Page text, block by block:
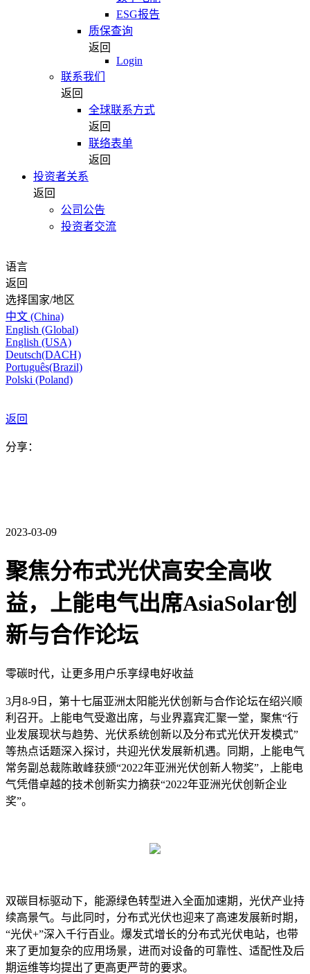
ESG报告
质保查询
返回
Login
联系我们
返回
全球联系方式
返回
联络表单
返回
投资者关系
返回
公司公告
投资者交流
语言
返回
选择国家/地区
中文 (China)
English (Global)
English (USA)
Deutsch(DACH)
Português(Brazil)
Polski (Poland)
返回
分享：
2023-03-09
聚焦分布式光伏高安全高收
益，上能电气出席AsiaSolar创
新与合作论坛
零碳时代，让更多用户乐享绿电好收益
3月8-9日，第十七届亚洲太阳能光伏创新与合作论坛在绍兴顺
利召开。上能电气受邀出席，与业界嘉宾汇聚一堂，聚焦“行
业发展现状与趋势、光伏系统创新以及分布式光伏开发模式”
等热点话题深入探讨，共迎光伏发展新机遇。同期，上能电气
常务副总裁陈敢峰获颁“2022年亚洲光伏创新人物奖”，上能电
气凭借卓越的技术创新实力摘获“2022年亚洲光伏创新企业
奖”。
双碳目标驱动下，能源绿色转型进入全面加速期，光伏产业持
续高景气。与此同时，分布式光伏也迎来了高速发展新时期，
“光伏+”深入千行百业。爆发式增长的分布式光伏电站，也带
来了更加复杂的应用场景，进而对设备的可靠性、适配性及后
期运维等均提出了更高更严苛的要求。